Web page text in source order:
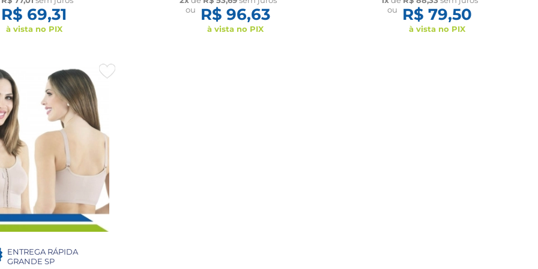
R$ 69,31
à vista no PIX
ou
R$ 96,63
à vista no PIX
ou
R$ 79,50
à vista no PIX
ENTREGA RÁPIDA
GRANDE SP